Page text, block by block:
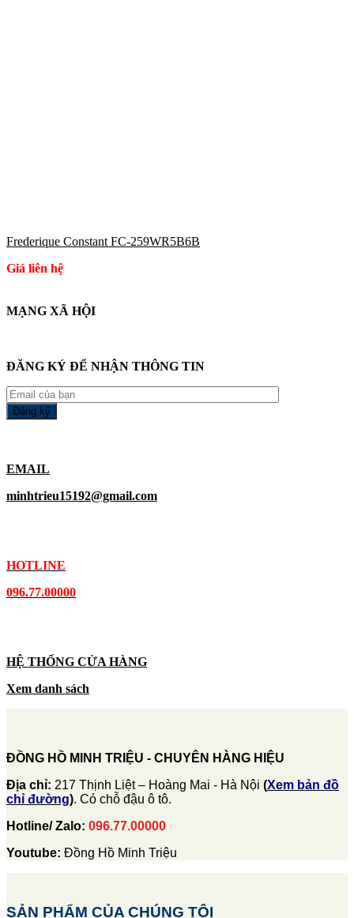
Frederique Constant FC-259WR5B6B
Giá liên hệ
MẠNG XÃ HỘI
ĐĂNG KÝ ĐỂ NHẬN THÔNG TIN
EMAIL
minhtrieu15192@gmail.com
HOTLINE
096.77.00000
HỆ THỐNG CỬA HÀNG
Xem danh sách
ĐỒNG HỒ MINH TRIỆU - CHUYÊN HÀNG HIỆU
Địa chỉ: 217 Thịnh Liệt – Hoàng Mai - Hà Nội (Xem bản đồ
chỉ đường). Có chỗ đậu ô tô.
Hotline/ Zalo: 096.77.00000
Youtube: Đồng Hồ Minh Triệu
SẢN PHẨM CỦA CHÚNG TÔI